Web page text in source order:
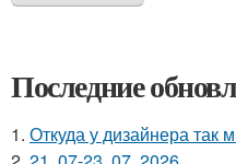
Последние
1. Откуда у дизайнера так